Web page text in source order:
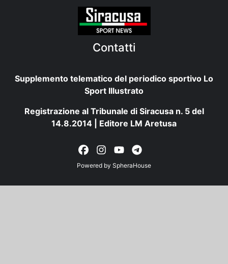
Contatti
Supplemento telematico del periodico sportivo Lo
Sport Illustrato
Registrazione al Tribunale di Siracusa n. 5 del
14.8.2014 | Editore LM Aretusa
Powered by SpheraHouse